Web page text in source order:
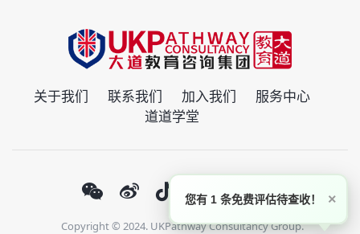
关于我们 联系我们 加入我们
服务中心
道道学堂
Copyright © 2024. UKPathway Consultancy Group.
×
您有 1 条免费评估待查收！